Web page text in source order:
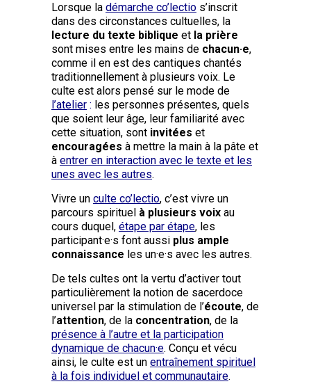
Lorsque la démarche co’lectio s’inscrit
dans des circonstances cultuelles, la
lecture du texte biblique et la prière
sont mises entre les mains de chacun·e,
comme il en est des cantiques chantés
traditionnellement à plusieurs voix. Le
culte est alors pensé sur le mode de
l’atelier : les personnes présentes, quels
que soient leur âge, leur familiarité avec
cette situation, sont invitées et
encouragées à mettre la main à la pâte et
à entrer en interaction avec le texte et les
unes avec les autres.
Vivre un culte co’lectio, c’est vivre un
parcours spirituel à plusieurs voix au
cours duquel, étape par étape, les
participant·e·s font aussi plus ample
connaissance les un·e·s avec les autres.
De tels cultes ont la vertu d’activer tout
particulièrement la notion de sacerdoce
universel par la stimulation de l’écoute, de
l’attention, de la concentration, de la
présence à l’autre et la participation
dynamique de chacun·e. Conçu et vécu
ainsi, le culte est un entraînement spirituel
à la fois individuel et communautaire.